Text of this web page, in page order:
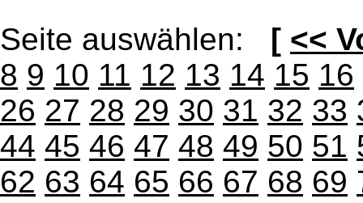
Seite auswählen: [ <<
8 9 10 11 12 13 14 15 16
26 27 28 29 30 31 32 33
44 45 46 47 48 49 50 51
62 63 64 65 66 67 68 69